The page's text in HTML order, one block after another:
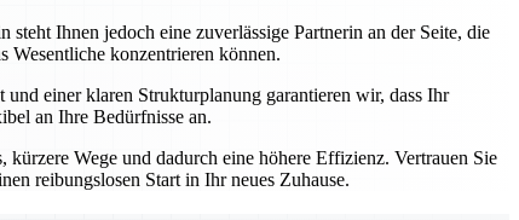
Ihnen jedoch eine zuverlässige Partnerin an der Seite, die
Wesentliche konzentrieren können.
einer klaren Strukturplanung garantieren wir, dass Ihr
an Ihre Bedürfnisse an.
Wege und dadurch eine höhere Effizienz. Vertrauen Sie
reibungslosen Start in Ihr neues Zuhause.